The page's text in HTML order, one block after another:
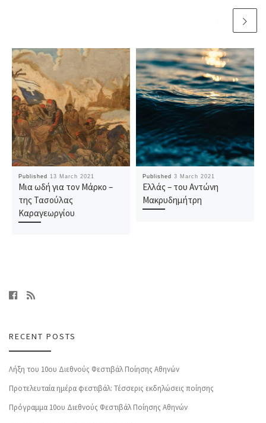
Published 13 March 2021
Μια ωδή για τον Μάρκο –
της Τασούλας
Καραγεωργίου
Published 3 March 2021
Ελλάς – του Αντώνη
Μακρυδημήτρη
RECENT POSTS
Λήξη του 10ου Διεθνούς Φεστιβάλ Ποίησης Αθηνών
Προτελευταία ημέρα φεστιβάλ: Τέσσερις εκδηλώσεις ποίησης
Πρόγραμμα 10ου Διεθνούς Φεστιβάλ Ποίησης Αθηνών